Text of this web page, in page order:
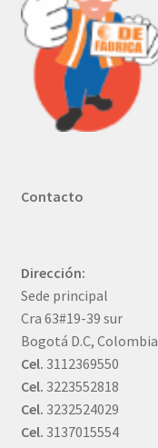
Contacto
Dirección:
Sede principal
Cra 63#19-39 sur
Bogotá D.C, Colombia
Cel. 3112369550
Cel. 3223552818
Cel. 3232524029
Cel. 3137015554